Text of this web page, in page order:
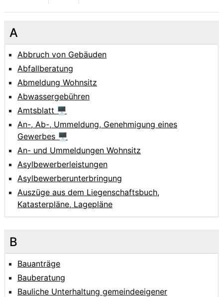
A
Abbruch von Gebäuden
Abfallberatung
Abmeldung Wohnsitz
Abwassergebühren
Amtsblatt 🖥
An-, Ab-, Ummeldung, Genehmigung eines
Gewerbes 🖥
An- und Ummeldungen Wohnsitz
Asylbewerberleistungen
Asylbewerberunterbringung
Auszüge aus dem Liegenschaftsbuch,
Katasterpläne, Lagepläne
B
Bauanträge
Bauberatung
Bauliche Unterhaltung gemeindeeigener